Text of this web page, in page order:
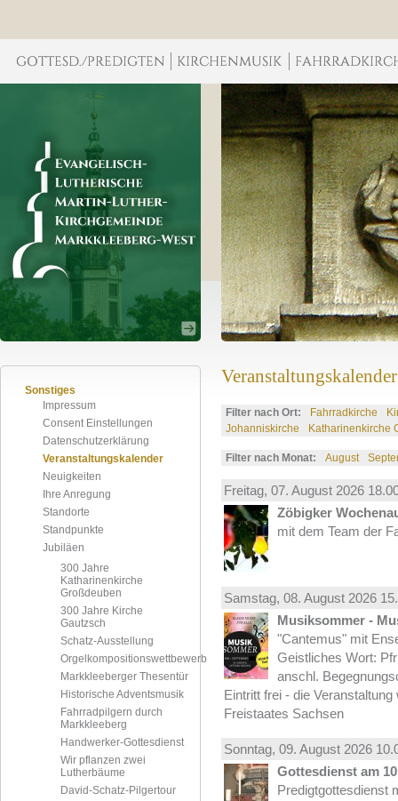
Sonstiges
Impressum
Consent Einstellungen
Datenschutzerklärung
Veranstaltungskalender
Neuigkeiten
Ihre Anregung
Standorte
Standpunkte
Jubiläen
300 Jahre
Katharinenkirche
Großdeuben
300 Jahre Kirche
Gautzsch
Schatz-Ausstellung
Orgelkompositionswettbewerb
Markkleeberger Thesentür
Historische Adventsmusik
Fahrradpilgern durch
Markkleeberg
Handwerker-Gottesdienst
Wir pflanzen zwei
Lutherbäume
David-Schatz-Pilgertour
Veranstaltungskalender
Filter nach Ort: Fahrradkirche
Johanniskirche
Katharinenkirche
Filter nach Monat: August
Freitag, 07. August 2026
Zöbigker
mit dem Team der
Samstag, 08. August 2026
Musiksommer -
"Cantemus" mit
Geistliches Wort:
anschl.
Eintritt frei - die
Freistaates Sachsen
Sonntag, 09. August 2026
Gottesdienst am
Predigtgottesdienst